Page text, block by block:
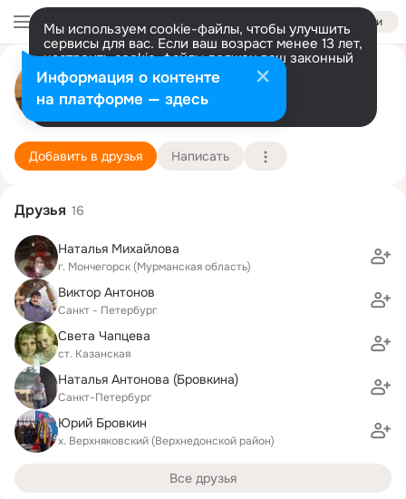
Войти
Мы используем cookie-файлы, чтобы улучшить
сервисы для вас. Если ваш возраст менее 13 лет,
настроить cookie-файлы должен ваш законный
представитель. Больше информации
Разрешить все Настроить
Ольга Антонова
Санкт-Петербург
1 школа
Подробнее
Добавить в друзья Написать
Друзья 16
Наталья Михайлова
г. Мончегорск (Мурманская область)
Виктор Антонов
Санкт - Петербург
Света Чапцева
ст. Казанская
Наталья Антонова (Бровкина)
Санкт-Петербург
Юрий Бровкин
х. Верхняковский (Верхнедонской район)
Все друзья
Информация о контенте
на платформе — здесь